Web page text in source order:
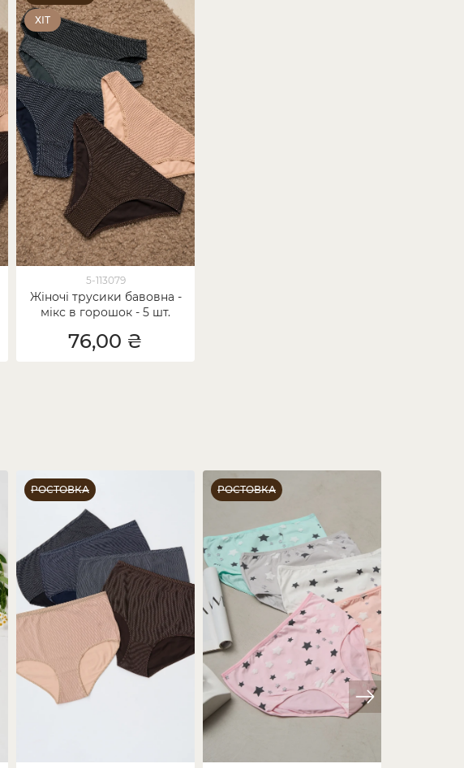
ХІТ
5-113079
Жіночі трусики бавовна -
мікс в горошок - 5 шт.
76,00 ₴
РОСТОВКА РОСТОВКА